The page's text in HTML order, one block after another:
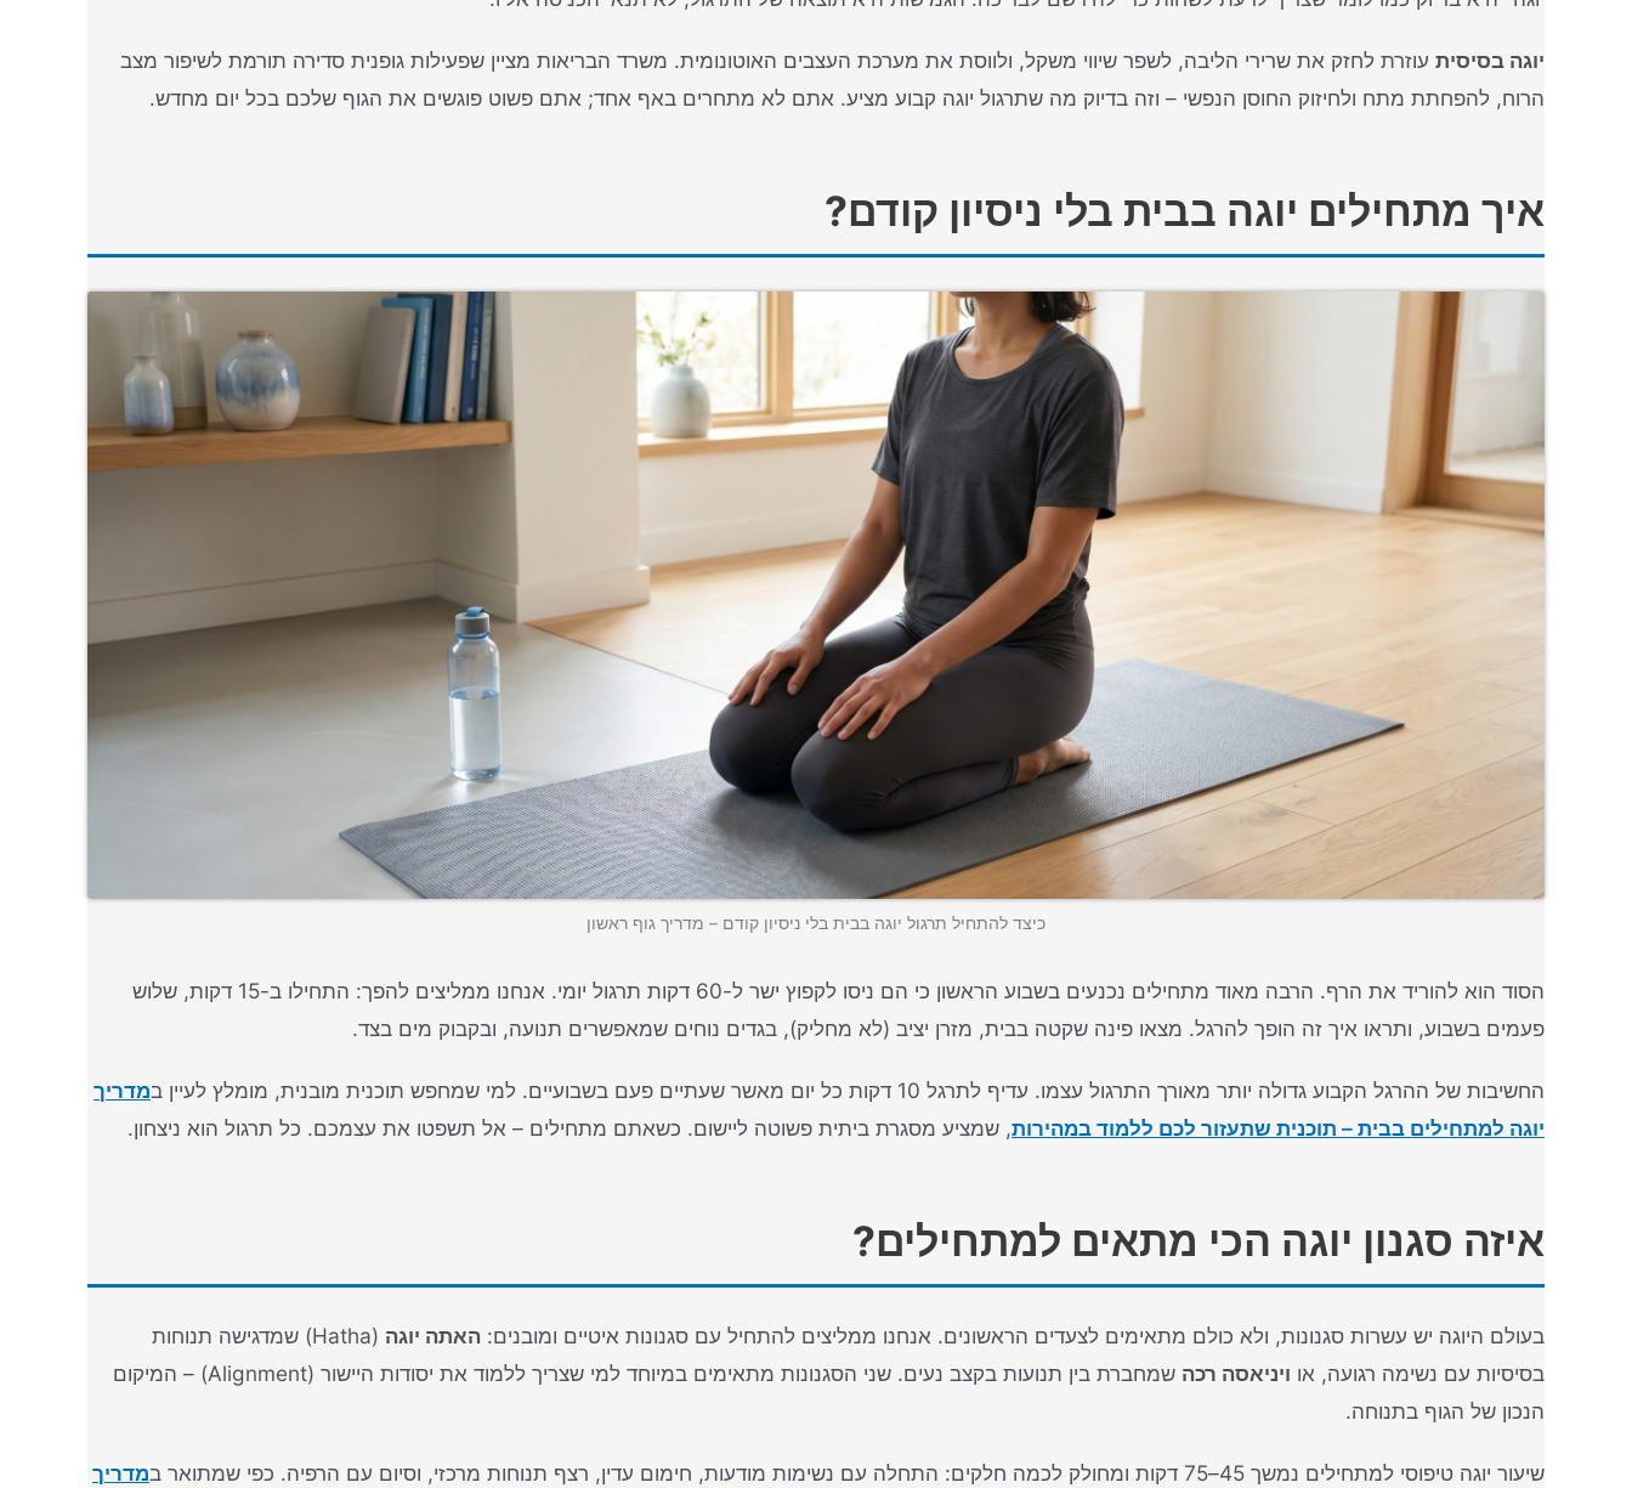
יוגה בסיסית עוזרת לחזק את שרירי הליבה, לשפר שיווי משקל, ולווסת את מערכת העצבים האוטונומית. משרד הבריאות מציין שפעילות גופנית סדירה תורמת לשיפור מצב
הרוח, להפחתת מתח ולחיזוק החוסן הנפשי – וזה בדיוק מה שתרגול יוגה קבוע מציע. אתם לא מתחרים באף אחד; אתם פשוט פוגשים את הגוף שלכם בכל יום מחדש.
איך מתחילים יוגה בבית בלי ניסיון קודם?
כיצד להתחיל תרגול יוגה בבית בלי ניסיון קודם – מדריך גוף ראשון
הסוד הוא להוריד את הרף. הרבה מאוד מתחילים נכנעים בשבוע הראשון כי הם ניסו לקפוץ ישר ל-60 דקות תרגול יומי. אנחנו ממליצים להפך: התחילו ב-15 דקות, שלוש
פעמים בשבוע, ותראו איך זה הופך להרגל. מצאו פינה שקטה בבית, מזרן יציב (לא מחליק), בגדים נוחים שמאפשרים תנועה, ובקבוק מים בצד.
החשיבות של ההרגל הקבוע גדולה יותר מאורך התרגול עצמו. עדיף לתרגל 10 דקות כל יום מאשר שעתיים פעם בשבועיים. למי שמחפש תוכנית מובנית, מומלץ לעיין ב
מדריך
יוגה למתחילים בבית – תוכנית שתעזור לכם ללמוד במהירות, שמציע מסגרת ביתית פשוטה ליישום. כשאתם מתחילים – אל תשפטו את עצמכם. כל תרגול הוא ניצחון.
איזה סגנון יוגה הכי מתאים למתחילים?
בעולם היוגה יש עשרות סגנונות, ולא כולם מתאימים לצעדים הראשונים. אנחנו ממליצים להתחיל עם סגנונות איטיים ומובנים: האתה יוגה
(Hatha) שמדגישה תנוחות
בסיסיות עם נשימה רגועה, או ויניאסה רכה
שמחברת בין תנועות בקצב נעים. שני הסגנונות מתאימים במיוחד למי שצריך ללמוד את יסודות היישור (Alignment) – המיקום
הנכון של הגוף בתנוחה.
שיעור יוגה טיפוסי למתחילים נמשך 45–75 דקות ומחולק לכמה חלקים: התחלה עם נשימות מודעות, חימום עדין, רצף תנוחות מרכזי, וסיום עם הרפיה. כפי שמתואר ב
מדריך